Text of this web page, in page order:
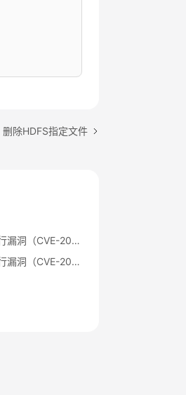
除HDFS指定文件
Apache Log4j2 远程代码执行漏洞（CVE-2021-44228）公告
Apache Log4j2 远程代码执行漏洞（CVE-2021-44228）修复指导